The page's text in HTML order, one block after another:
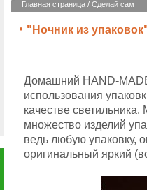
Главная страница / Сделай сам
"Ночник из
Домашний HAND-
использования
качестве
множество изделий
ведь любую упаковку,
оригинальный яркий